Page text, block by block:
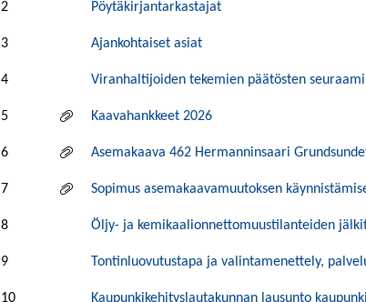
2 Pöytäkirjantarkastajat
3 Ajankohtaiset asiat
4 Viranhaltijoiden tekemien päätösten
5 Kaavahankkeet 2026
6 Asemakaava 462 Hermanninsaari
7 Sopimus asemakaavamuutoksen
8 Öljy- ja kemikaalionnettomuustilanteiden
9 Tontinluovutustapa ja valintamenettely,
10 Kaupunkikehityslautakunnan lausunto